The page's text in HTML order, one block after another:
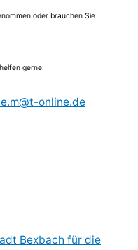
oder brauchen Sie
gerne.
online.de
Bexbach für die